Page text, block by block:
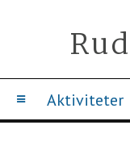
Aktiviteter